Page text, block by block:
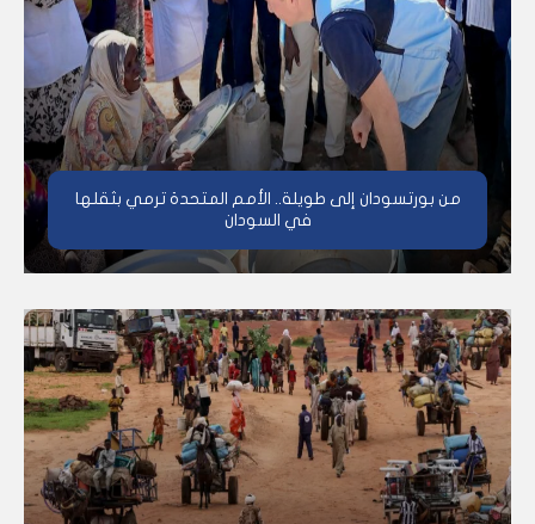
من بورتسودان إلى طويلة.. الأمم المتحدة ترمي بثقلها
في السودان